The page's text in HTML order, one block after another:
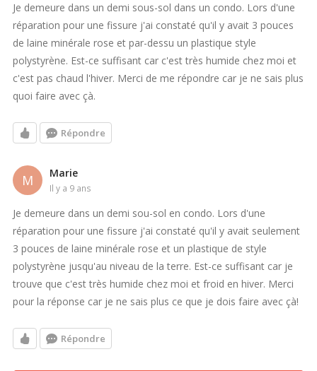
condensation d'eau sur les murs de fondation se produit
seulement par temps très froid donc seulement quelques jours
par année. Est-ce que la méthode d'isolation que j'ai utilisé peut
avoir une certaine durabilité même si ce n'est pas selon les
normes?
Je demeure dans un demi sous-sol dans un condo. Lors d'une
réparation pour une fissure j'ai constaté qu'il y avait 3 pouces
de laine minérale rose et par-dessu un plastique style
polystyrène. Est-ce suffisant car c'est très humide chez moi et
c'est pas chaud l'hiver. Merci de me répondre car je ne sais plus
quoi faire avec çà.
Répondre
M Marie
il y a 9 ans
Je demeure dans un demi sou-sol en condo. Lors d'une
réparation pour une fissure j'ai constaté qu'il y avait seulement
3 pouces de laine minérale rose et un plastique de style
polystyrène jusqu'au niveau de la terre. Est-ce suffisant car je
trouve que c'est très humide chez moi et froid en hiver. Merci
pour la réponse car je ne sais plus ce que je dois faire avec çà!
Répondre